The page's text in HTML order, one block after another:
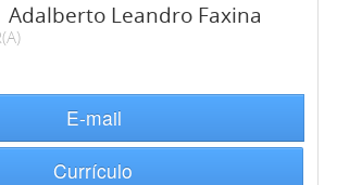
Adalberto Leandro Faxina
E-mail
Currículo